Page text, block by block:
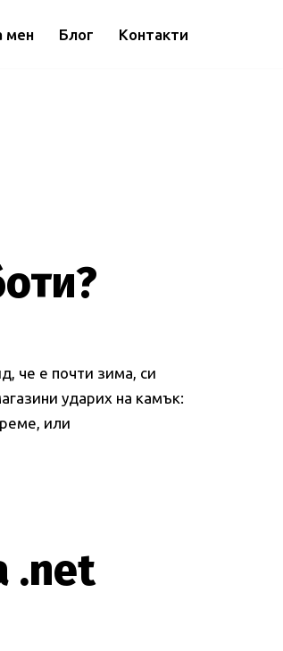
мен Блог Контакти
че е почти зима, си
ударих на камък:
или
.net